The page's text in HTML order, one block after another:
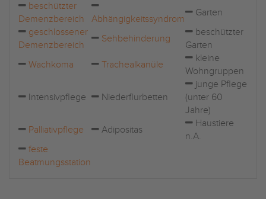
beschützter
Demenzbereich
Abhängigkeitssyndrom
Garten
geschlossener
Demenzbereich
Sehbehinderung
beschützter
Garten
Wachkoma
Trachealkanüle
kleine
Wohngruppen
Intensivpflege Niederflurbetten
junge Pflege
(unter 60
Jahre)
Palliativpflege
Adipositas
Haustiere
n.A.
feste
Beatmungsstation